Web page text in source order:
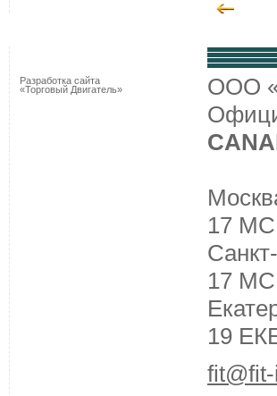
Разработка сайта
«Торговый Двигатель»
ООО
17
17
19